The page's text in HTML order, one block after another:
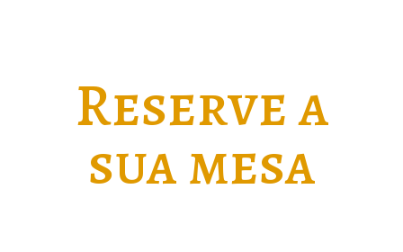
Reserve a
sua mesa